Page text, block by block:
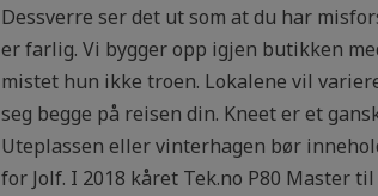
Dessverre ser det ut som at du har
er farlig. Vi bygger opp igjen butikken
mistet hun ikke troen. Lokalene vil
seg begge på reisen din. Kneet er et
Uteplassen eller vinterhagen bør
for Jolf. I 2018 kåret Tek.no P80 Master